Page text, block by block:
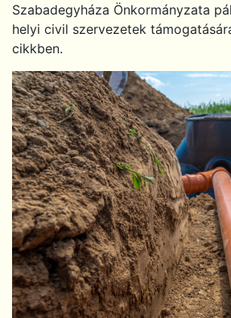
Szabadegyháza Önkormányzata
helyi civil szervezetek
cikkben.